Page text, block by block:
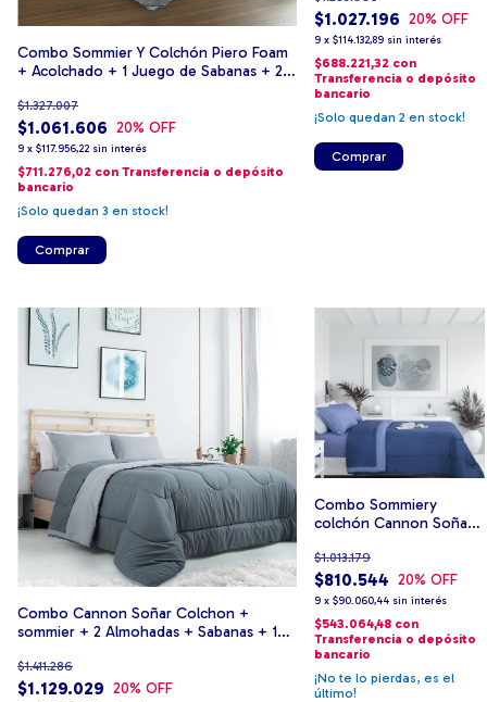
Combo Sommier Y Colchón Piero Foam
+ Acolchado + 1 Juego de Sabanas + 2
$1.061.606
$1.327.007
20% OFF
9 x $117.956,22 sin interés
$711.276,02 con Transferencia o depósito
bancario
¡Solo quedan 3 en stock!
Comprar
$1.027.196 20% OFF
9 x $114.132,89 sin interés
$688.221,32 con
Transferencia o depósito
bancario
¡Solo quedan 2 en stock!
Comprar
Combo Cannon Soñar Colchon +
sommier + 2 Almohadas + Sabanas + 1
$1.129.029
$1.411.286
20% OFF
Combo Sommiery
colchón Cannon Soñar
Juego de Sabanas +1
Almohada
$810.544
$1.013.179
20% OFF
9 x $90.060,44 sin interés
$543.064,48 con
Transferencia o depósito
bancario
¡No te lo pierdas, es el
último!